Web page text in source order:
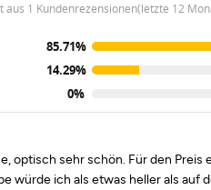
aus 1 Kundenrezensionen(letzte 12
85.71%
14.29%
0%
optisch sehr schön. Für den
würde ich als etwas heller als auf